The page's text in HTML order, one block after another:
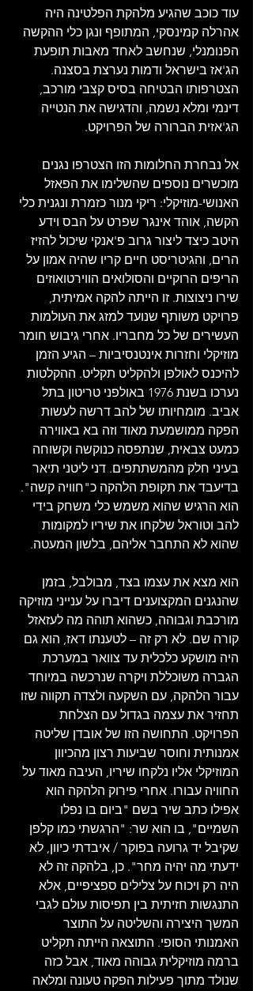
עוד כוכב שהגיע מלהקת הפלטינה היה
אהרלה קמינסקי, המתופף ונגן כלי ההקשה
הפנומנלי, שנחשב לאחד מאבות תופעת
הג'אז בישראל ודמות נערצת בסצנה.
הצטרפותו הבטיחה בסיס קצבי מורכב,
דינמי ומלא נשמה, והדגישה את הנטייה
הג'אזית הברורה של הפרויקט.
אל נבחרת החלומות הזו הצטרפו נגנים
מוכשרים נוספים שהשלימו את הפאזל
האנושי-מוזיקלי: ריקי מנור כזמרת ונגנית כלי
הקשה, אוהד אינגר שפרט על הבס וידע
היטב כיצד ליצור גרוב פ'אנקי שיכול להזיז
הרים, והגיטריסט חיים קריו שהיה אמון על
הריפים הרוקיים והסולואים הווירטואוזים
שירו ​​ניצוצות. זו הייתה להקה אמיתית,
פרויקט משותף שנועד למזג את העולמות
העשירים של כל מחבריו. אחרי גיבוש חומר
מוזיקלי וחזרות אינטנסיביות – הגיע הזמן
להיכנס לאולפן ולהקליט תקליט. ההקלטות
נערכו בשנת 1976 באולפני טריטון בתל
אביב. מומחיותו של להב דרשה לעשות
הפקה ממושמעת מאוד וזה בא באווירה
כמעט צבאית, שנתפסה כנוקשה וקשוחה
בעיני חלק מהמשתתפים. דני ליטני תיאר
בדיעבד את תקופת הלהקה כ"חוויה קשה".
הוא הרגיש שהוא משמש כלי משחק בידי
להב וטוראל שלקחו את שיריו למקומות
שהוא לא התחבר אליהם, בלשון המעטה.
הוא מצא את עצמו בצד, מבולבל, בזמן
שהנגנים המקצוענים דיברו על ענייני מוזיקה
מורכבת וגבוהה, כשהוא תוהה מה לעזאזל
קורה שם. לא רק זה – לטענתו דאז, הוא גם
היה מושקע כלכלית עד צוואר במערכת
הגברה משוכללת ויקרה שנרכשה במיוחד
עבור הלהקה, עם השקעה ולצדה תקווה שזו
תחזיר את עצמה בגדול עם הצלחת
הפרויקט. התחושה הזו של אובדן שליטה
אמנותית וחוסר שביעות רצון מהכיוון
המוזיקלי אליו נלקחו שיריו, העיבה מאוד על
החוויה עבורו. אחרי פירוק הלהקה הוא
אפילו כתב שיר בשם "ביום בו נפלו
השמיים", בו הוא שר: "הרגשתי כמו קלפן
שקיבל יד גרועה בפוקר / איבדתי כיוון, לא
ידעתי מה יהיה מחר". כן, בלהקה זה לא
היה רק ​​ויכוח על צלילים ספציפיים, אלא
התנגשות חזיתית בין תפיסות עולם לגבי
המשך היצירה והשליטה על התוצר
האמנותי הסופי. התוצאה הייתה תקליט
ברמה מוזיקלית גבוהה מאוד, אבל כזה
שנולד מתוך פעילות הפקה טעונה ומלאה